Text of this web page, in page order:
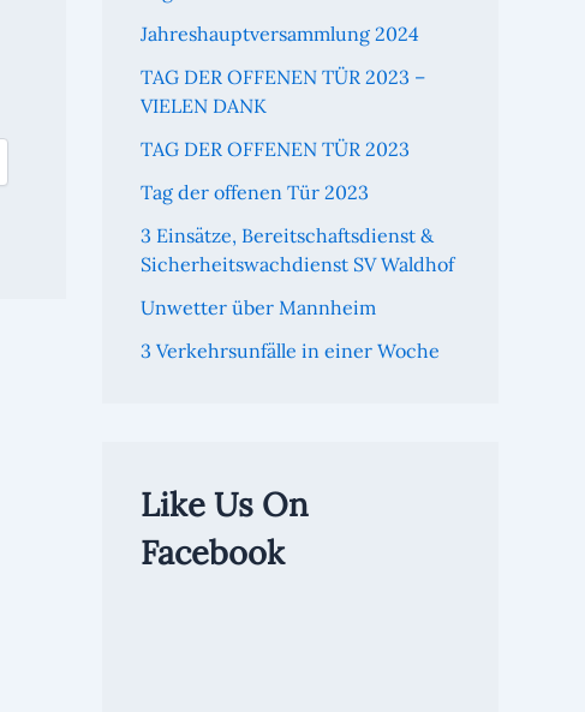
Jahreshauptversammlung 2024
TAG DER OFFENEN TÜR 2023 –
VIELEN DANK
TAG DER OFFENEN TÜR 2023
Tag der offenen Tür 2023
3 Einsätze, Bereitschaftsdienst &
Sicherheitswachdienst SV Waldhof
Unwetter über Mannheim
3 Verkehrsunfälle in einer Woche
Like Us On
Facebook